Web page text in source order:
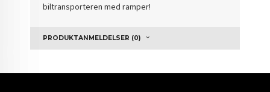
biltransporteren med ramper!
PRODUKTANMELDELSER (0)